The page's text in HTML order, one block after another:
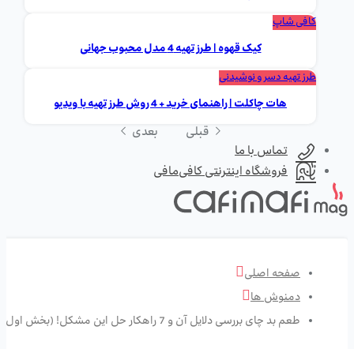
کافی شاپ
کیک قهوه | طرز تهیه 4 مدل محبوب جهانی
طرز تهیه دسر و نوشیدنی
هات چاکلت | راهنمای خرید + 4 روش طرز تهیه با ویدیو
قبلی
بعدی
تماس با ما
فروشگاه اینترنتی کافی‌مافی
صفحه اصلی
دمنوش ها
طعم بد چای بررسی دلایل آن و 7 راهکار حل این مشکل! (بخش اول)